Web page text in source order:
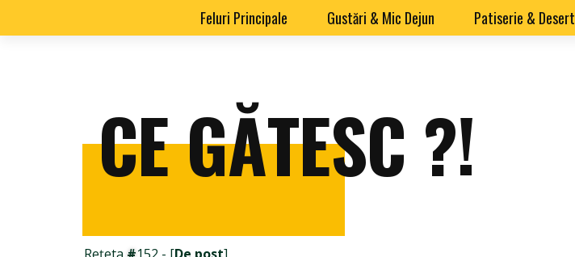
Feluri Principale Gustări & Mic Dejun Patiserie & Desert
CE GĂTESC ?!